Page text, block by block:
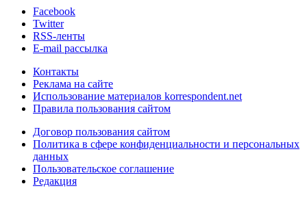
Facebook
Twitter
RSS-ленты
E-mail рассылка
Контакты
Реклама на сайте
Использование материалов korrespondent.net
Правила пользования сайтом
Договор пользования сайтом
Политика в сфере конфиденциальности и персональных
данных
Пользовательское соглашение
Редакция